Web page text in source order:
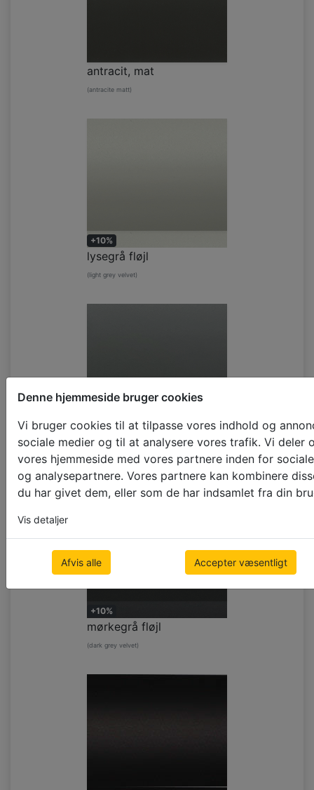
Denne hjemmeside bruger cookies
Vi bruger cookies til at tilpasse vores indhold og
sociale medier og til at analysere vores trafik. Vi deler
vores hjemmeside med vores partnere inden for
og analysepartnere. Vores partnere kan kombinere
du har givet dem, eller som de har indsamlet fra din
Vis detaljer
Afvis alle Accepter væsentligt
antracit, mat
(antracite matt)
+10%
lysegrå fløjl
(light grey velvet)
+10%
grå fløjl
(grey velvet)
+10%
mørkegrå fløjl
(dark grey velvet)